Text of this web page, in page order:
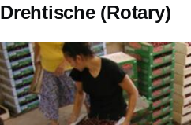
Drehtische (Rotary)
Bild